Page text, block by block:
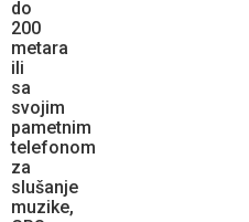
do
200
metara
ili
sa
svojim
pametnim
telefonom
za
slušanje
muzike,